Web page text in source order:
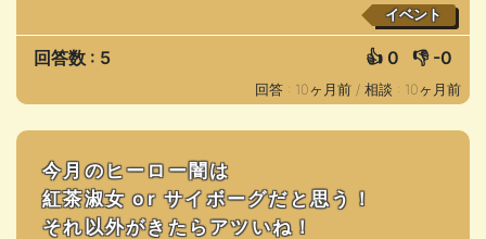
イベント
回答数 : 5 👍 0 👎 -0
回答 : 10ヶ月前 / 相談 : 10ヶ月前
今月のヒーロー闇は
紅茶淑女 or サイボーグだと思う！
それ以外がきたらアツいね！